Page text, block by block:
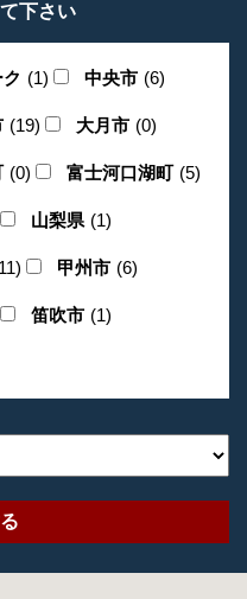
下さい
(1) 中央市 (6)
(19) 大月市 (0)
(0) 富士河口湖町 (5)
山梨県 (1)
甲州市 (6)
笛吹市 (1)